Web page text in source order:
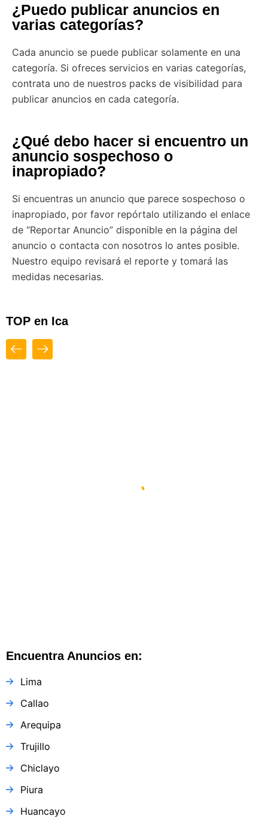
TOP en Ica
Encuentra Anuncios en:
Lima
Callao
Arequipa
Trujillo
Chiclayo
Piura
Huancayo
¿Puedo publicar anuncios en
varias categorías?
Cada anuncio se puede publicar solamente en una
categoría. Si ofreces servicios en varias categorías,
contrata uno de nuestros packs de visibilidad para
publicar anuncios en cada categoría.
¿Qué debo hacer si encuentro un
anuncio sospechoso o
inapropiado?
Si encuentras un anuncio que parece sospechoso o
inapropiado, por favor repórtalo utilizando el enlace
de “Reportar Anuncio” disponible en la página del
anuncio o contacta con nosotros lo antes posible.
Nuestro equipo revisará el reporte y tomará las
medidas necesarias.